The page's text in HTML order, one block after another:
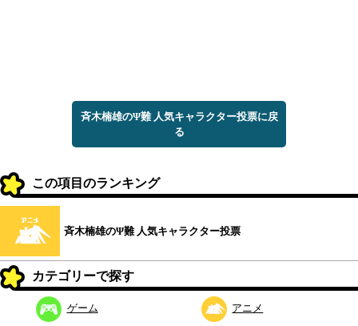
斉木楠雄のΨ難 人気キャラクター投票に戻
る
この項目のランキング
斉木楠雄のΨ難 人気キャラクター投票
カテゴリーで探す
ゲーム アニメ